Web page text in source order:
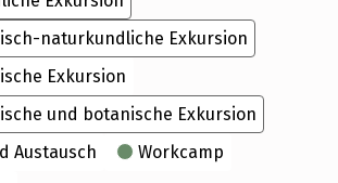
naturkundliche Exkursion
Exkursion
und botanische Exkursion
Austausch
Workcamp